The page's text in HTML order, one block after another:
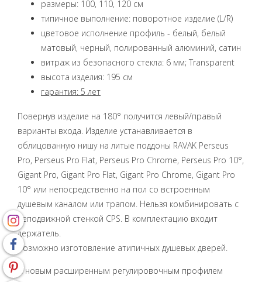
размеры: 100, 110, 120 см
типичное выполнение: поворотное изделие (L/R)
цветовое исполнение профиль - белый, белый
матовый, черный, полированный алюминий, сатин
витраж из безопасного стекла: 6 мм; Transparent
высота изделия: 195 см
гарантия: 5 лет
Повернув изделие на 180° получится левый/правый
варианты входа. Изделие устанавливается в
облицованную нишу на литые поддоны RAVAK Perseus
Pro, Perseus Pro Flat, Perseus Pro Chrome, Perseus Pro 10°,
Gigant Pro, Gigant Pro Flat, Gigant Pro Chrome, Gigant Pro
10° или непосредственно на пол со встроенным
душевым каналом или трапом. Нельзя комбинировать с
неподвижной стенкой CPS. В комплектацию входит
держатель.
Возможно изготовление атипичных душевых дверей.
С новым расширенным регулировочным профилем